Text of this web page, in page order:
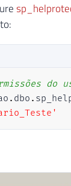
do
. dbo .